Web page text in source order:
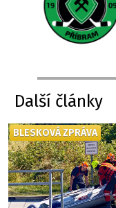
Další články
BLESKOVÁ ZPRÁVA